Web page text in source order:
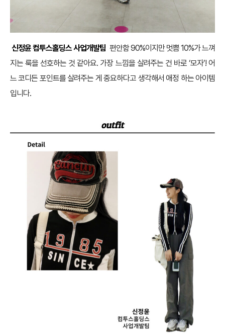
신정윤 컴투스홀딩스 사업개발팀 편안함 90%이지만 멋쁨 10%가 느껴
지는 룩을 선호하는 것 같아요. 가장 느낌을 살려주는 건 바로 ‘모자’! 어
느 코디든 포인트를 살려주는 게 중요하다고 생각해서 애정 하는 아이템
입니다.